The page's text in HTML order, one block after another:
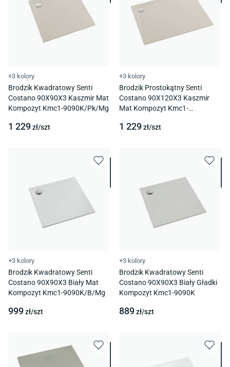
+3 kolory
Brodzik Kwadratowy Senti
Costano 90X90X3 Kaszmir Mat
Kompozyt Kmc1-9090K/Pk/Mg
1 229zł/szt
+3 kolory
Brodzik Prostokątny Senti
Costano 90X120X3 Kaszmir
Mat Kompozyt Kmc1-
1 229zł/szt
+3 kolory
Brodzik Kwadratowy Senti
Costano 90X90X3 Biały Mat
Kompozyt Kmc1-9090K/B/Mg
999zł/szt
+3 kolory
Brodzik Kwadratowy Senti
Costano 90X90X3 Biały Gładki
Kompozyt Kmc1-9090K
889zł/szt